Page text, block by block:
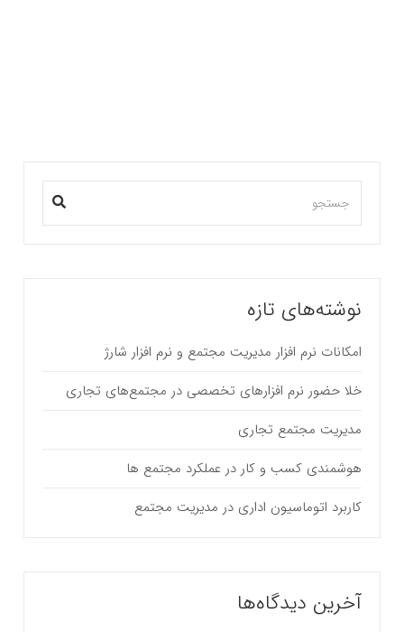
نوشته‌های تازه
امکانات نرم افزار مدیریت مجتمع و نرم افزار شارژ
خلا حضور نرم افزارهای تخصصی در مجتمع‌های تجاری
مدیریت مجتمع تجاری
هوشمندی کسب و کار در عملکرد مجتمع ها
کاربرد اتوماسیون اداری در مدیریت مجتمع
آخرین دیدگاه‌ها